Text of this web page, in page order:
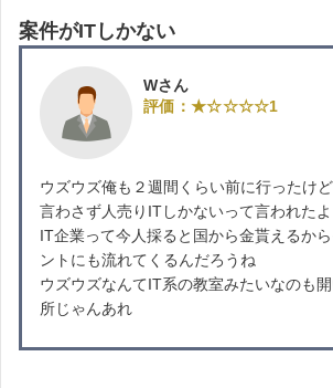
案件がITしかない
Wさん
評価：★☆☆☆☆1
ウズウズ俺も２週間くらい前に行ったけ
言わさず人売りITしかないって言われたよ
IT企業って今人採ると国から金貰えるか
ントにも流れてくるんだろうね
ウズウズなんてIT系の教室みたいなのも
所じゃんあれ